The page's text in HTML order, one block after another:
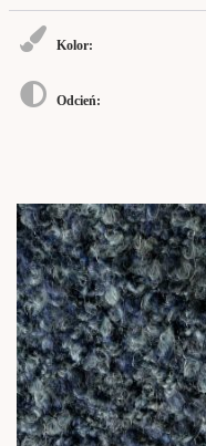
Kolor:
Odcień: